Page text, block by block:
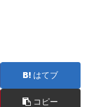
はてブ
コピー